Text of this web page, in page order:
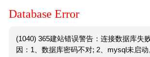
Database Error
(1040) 365建站错误警告：连接数据库失
因：1、数据库密码不对; 2、mysql未启动